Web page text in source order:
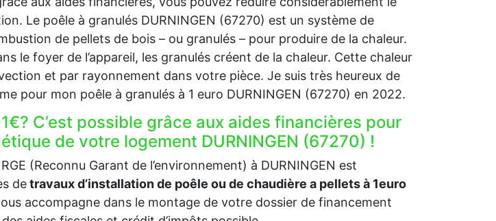
Le poêle à granulés DURNINGEN (67270) est un système de
de pellets de bois – ou granulés – pour produire de la chaleur.
le foyer de l’appareil, les granulés créent de la chaleur. Cette chaleur
et par rayonnement dans votre pièce. Je suis très heureux de
pour mon poêle à granulés à 1 euro DURNINGEN (67270) en 2022.
C’est possible grâce aux aides financières pour
de votre logement DURNINGEN (67270) !
(Reconnu Garant de l’environnement) à DURNINGEN est
detravaux d’installation de poêle ou de chaudière a pellets à 1euro
accompagne dans le montage de votre dossier de financement